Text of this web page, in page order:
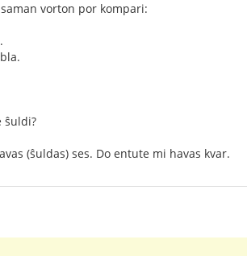
vorton por kompari:
ŝuldi?
(ŝuldas) ses. Do entute mi havas kvar.